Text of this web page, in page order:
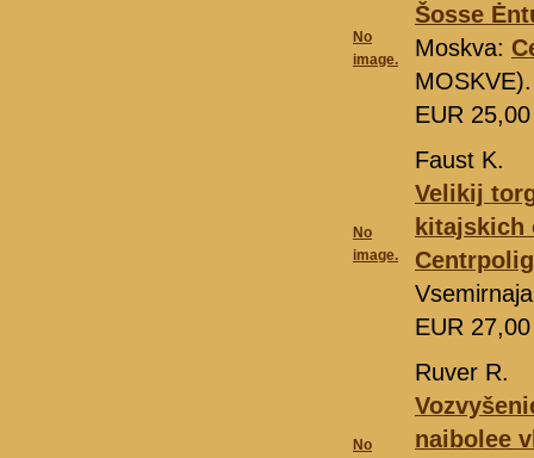
No
image.
Šosse
Moskva:
EUR
No
image.
Faust K.
Velikij
kitajskich
EUR
No
Ruver R.
naibolee